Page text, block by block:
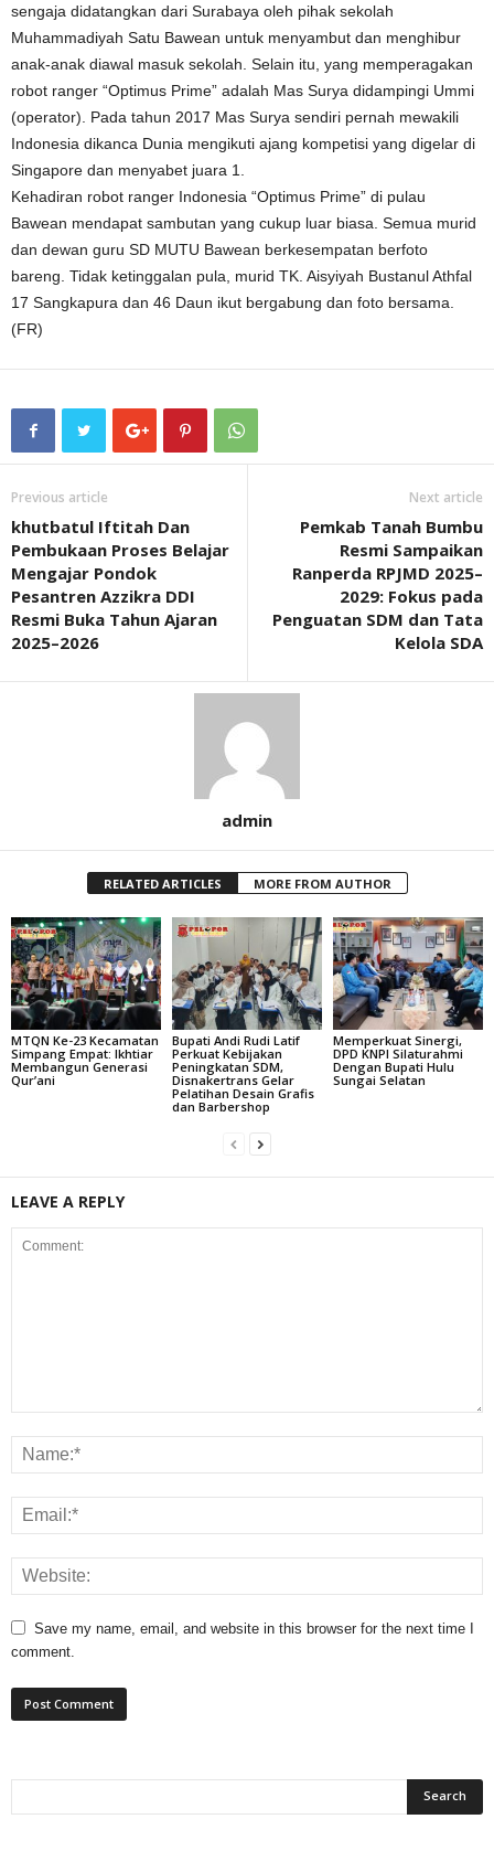
sengaja didatangkan dari Surabaya oleh pihak sekolah
Muhammadiyah Satu Bawean untuk menyambut dan menghibur
anak-anak diawal masuk sekolah. Selain itu, yang memperagakan
robot ranger “Optimus Prime” adalah Mas Surya didampingi Ummi
(operator). Pada tahun 2017 Mas Surya sendiri pernah mewakili
Indonesia dikanca Dunia mengikuti ajang kompetisi yang digelar di
Singapore dan menyabet juara 1.
Kehadiran robot ranger Indonesia “Optimus Prime” di pulau
Bawean mendapat sambutan yang cukup luar biasa. Semua murid
dan dewan guru SD MUTU Bawean berkesempatan berfoto
bareng. Tidak ketinggalan pula, murid TK. Aisyiyah Bustanul Athfal
17 Sangkapura dan 46 Daun ikut bergabung dan foto bersama.
(FR)
Previous article
khutbatul Iftitah Dan
Pembukaan Proses Belajar
Mengajar Pondok
Pesantren Azzikra DDI
Resmi Buka Tahun Ajaran
2025–2026
Next article
Pemkab Tanah Bumbu
Resmi Sampaikan
Ranperda RPJMD 2025–
2029: Fokus pada
Penguatan SDM dan Tata
Kelola SDA
admin
RELATED ARTICLES MORE FROM AUTHOR
MTQN Ke-23 Kecamatan
Simpang Empat: Ikhtiar
Membangun Generasi
Qur’ani
Bupati Andi Rudi Latif
Perkuat Kebijakan
Peningkatan SDM,
Disnakertrans Gelar
Pelatihan Desain Grafis
dan Barbershop
Memperkuat Sinergi,
DPD KNPI Silaturahmi
Dengan Bupati Hulu
Sungai Selatan
LEAVE A REPLY
Save my name, email, and website in this browser for the next time I
comment.